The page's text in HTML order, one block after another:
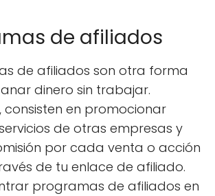
de afiliados
de afiliados son otra forma
dinero sin trabajar.
consisten en promocionar
de otras empresas y
por cada venta o acción
de tu enlace de afiliado.
programas de afiliados en